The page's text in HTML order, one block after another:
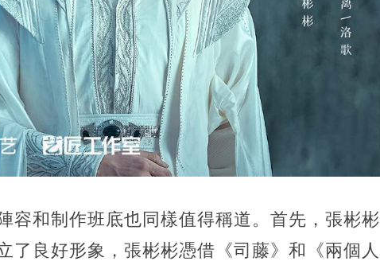
容和制作班底也同樣值得稱道。首先，張彬彬
了良好形象，張彬彬憑借《司藤》和《兩個人